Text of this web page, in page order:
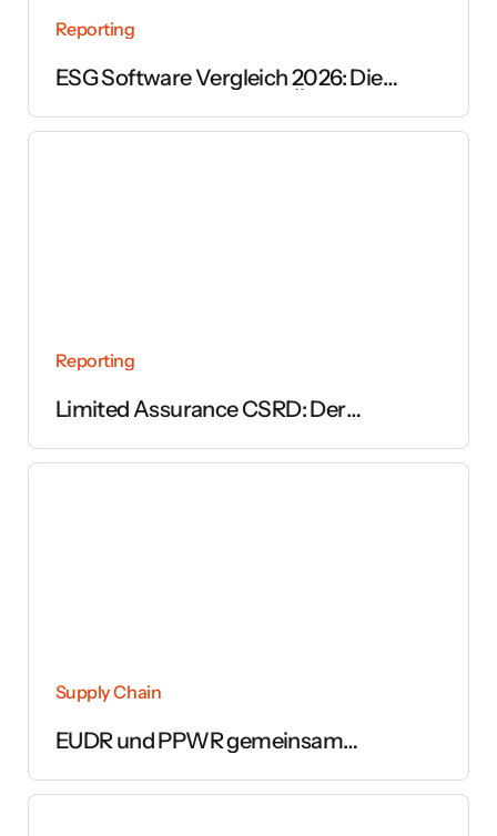
Reporting
ESG Software Vergleich 2026: Die
Reporting
Limited Assurance CSRD: Der
Nachhaltigkeitsberichts
Supply Chain
EUDR und PPWR gemeinsam